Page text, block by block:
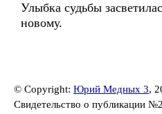
Улыбка судьбы
новому.
© Copyright: Юрий Медных 3,
Свидетельство о публикации